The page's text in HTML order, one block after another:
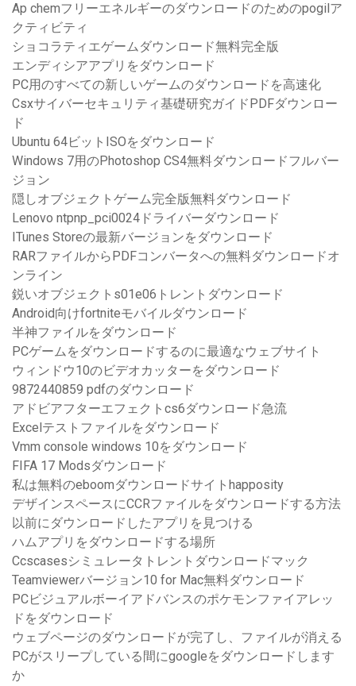
Ap chemフリーエネルギーのダウンロードのためのpogilア
クティビティ
ショコラティエゲームダウンロード無料完全版
エンディシアアプリをダウンロード
PC用のすべての新しいゲームのダウンロードを高速化
Csxサイバーセキュリティ基礎研究ガイドPDFダウンロー
ド
Ubuntu 64ビットISOをダウンロード
Windows 7用のPhotoshop CS4無料ダウンロードフルバー
ジョン
隠しオブジェクトゲーム完全版無料ダウンロード
Lenovo ntpnp_pci0024ドライバーダウンロード
ITunes Storeの最新バージョンをダウンロード
RARファイルからPDFコンバータへの無料ダウンロードオ
ンライン
鋭いオブジェクトs01e06トレントダウンロード
Android向けfortniteモバイルダウンロード
半神ファイルをダウンロード
PCゲームをダウンロードするのに最適なウェブサイト
ウィンドウ10のビデオカッターをダウンロード
9872440859 pdfのダウンロード
アドビアフターエフェクトcs6ダウンロード急流
Excelテストファイルをダウンロード
Vmm console windows 10をダウンロード
FIFA 17 Modsダウンロード
私は無料のeboomダウンロードサイトhapposity
デザインスペースにCCRファイルをダウンロードする方法
以前にダウンロードしたアプリを見つける
ハムアプリをダウンロードする場所
Ccscasesシミュレータトレントダウンロードマック
Teamviewerバージョン10 for Mac無料ダウンロード
PCビジュアルボーイアドバンスのポケモンファイアレッ
ドをダウンロード
ウェブページのダウンロードが完了し、ファイルが消える
PCがスリープしている間にgoogleをダウンロードします
か